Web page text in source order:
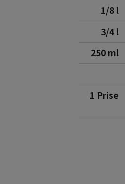
1/8 l
3/4 l
250 ml
1 Prise